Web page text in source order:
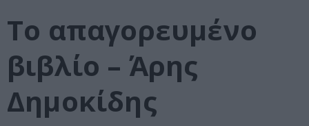
Το απαγορευμένο
βιβλίο – Άρης
Δημοκίδης